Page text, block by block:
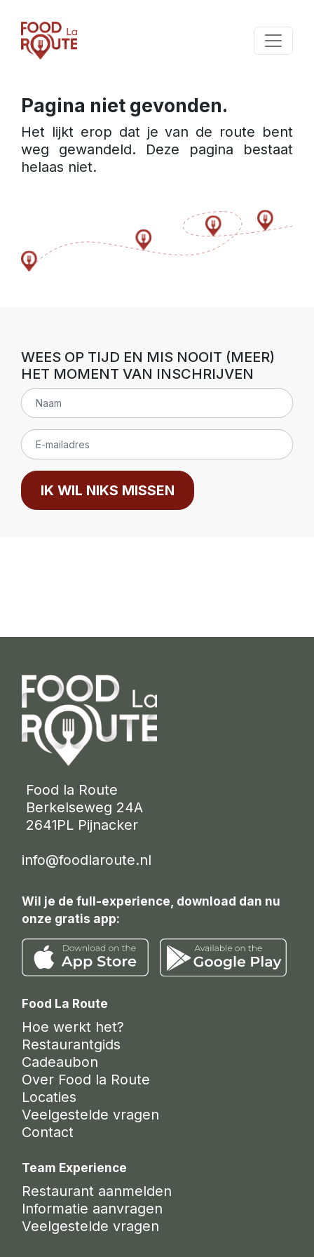
Pagina niet gevonden.
Het lijkt erop dat je van de route bent
weg gewandeld. Deze pagina bestaat
helaas niet.
WEES OP TIJD EN MIS NOOIT (MEER)
HET MOMENT VAN INSCHRIJVEN
IK WIL NIKS MISSEN
Food la Route
Berkelseweg 24A
2641PL Pijnacker
info@foodlaroute.nl
Wil je de full-experience, download dan nu
onze gratis app:
Food La Route
Hoe werkt het?
Restaurantgids
Cadeaubon
Over Food la Route
Locaties
Veelgestelde vragen
Contact
Team Experience
Restaurant aanmelden
Informatie aanvragen
Veelgestelde vragen